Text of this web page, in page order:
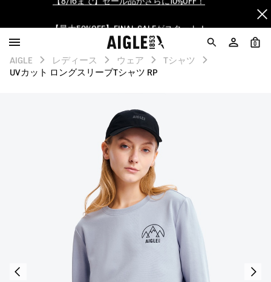
ログイン/会員登録で送料＆返品無料
AIGLE CLUB ポイントサービス終了のお知らせ
【最大50%OFF】FINAL SALEがスタート！
ログイン/会員登録で送料＆返品無料
AIGLE CLUB ポイントサービス終了のお知らせ
0
AIGLE レディース ウェア
Tシャツ
UVカット ロングスリーブTシャツ RP